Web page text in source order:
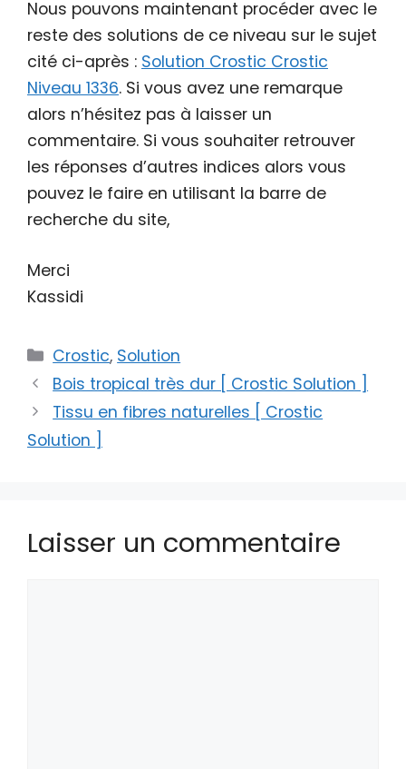
Nous pouvons maintenant procéder avec le
reste des solutions de ce niveau sur le sujet
cité ci-après : Solution Crostic Crostic
Niveau 1336. Si vous avez une remarque
alors n’hésitez pas à laisser un
commentaire. Si vous souhaiter retrouver
les réponses d’autres indices alors vous
pouvez le faire en utilisant la barre de
recherche du site,
Merci
Kassidi
Catégories
Crostic, Solution
Bois tropical très dur [ Crostic Solution ]
Tissu en fibres naturelles [ Crostic
Solution ]
Laisser un commentaire